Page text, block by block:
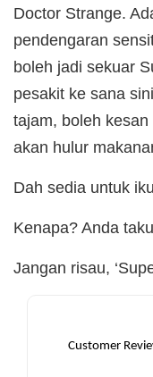
Doctor Strange.
pendengaran
boleh jadi sekuar
pesakit ke sana
tajam, boleh
akan hulur
Dah sedia untuk
Kenapa? Anda
Jangan risau,
Customer